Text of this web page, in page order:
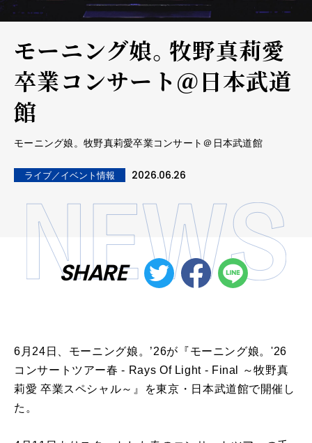
モーニング娘。牧野真莉愛
卒業コンサート＠日本武道
館
モーニング娘。牧野真莉愛卒業コンサート＠日本武道館
ライブ／イベント情報 2026.06.26
SHARE
6月24日、モーニング娘。’26が『モーニング娘。'26
コンサートツアー春 - Rays Of Light - Final ～牧野真
莉愛 卒業スペシャル～』を東京・日本武道館で開催し
た。